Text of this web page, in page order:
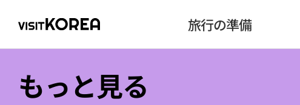
旅行の準備
もっと見る